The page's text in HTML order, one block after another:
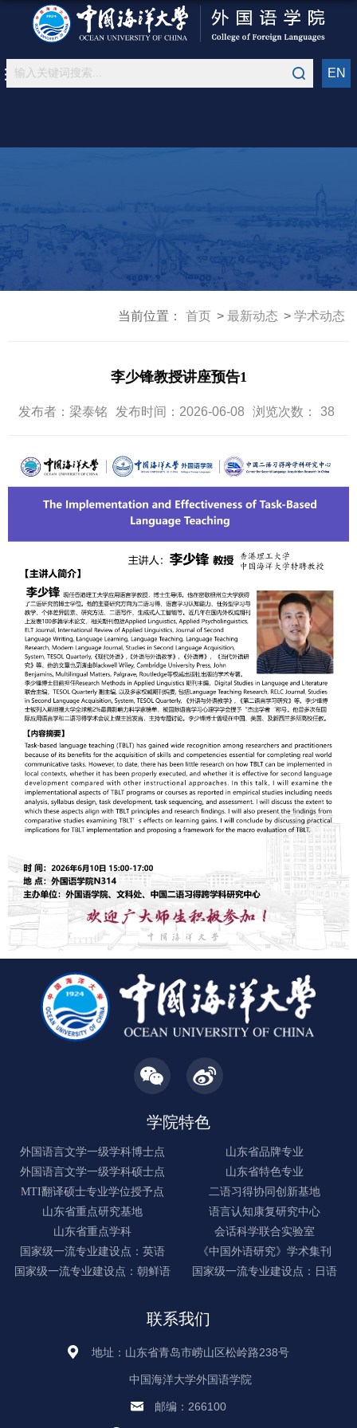
EN
当前位置： 首页 最新动态 学术动态
李少锋教授讲座预告1
发布者：梁泰铭 发布时间：2026-06-08 浏览次数： 38
学院特色
外国语言文学一级学科博士点
山东省品牌专业
外国语言文学一级学科硕士点
山东省特色专业
MTI翻译硕士专业学位授予点
二语习得协同创新基地
山东省重点研究基地
语言认知康复研究中心
山东省重点学科
会话科学联合实验室
国家级一流专业建设点：英语
《中国外语研究》学术集刊
国家级一流专业建设点：朝鲜语
国家级一流专业建设点：日语
联系我们
地址：山东省青岛市崂山区松岭路238号
中国海洋大学外国语学院
邮编：266100